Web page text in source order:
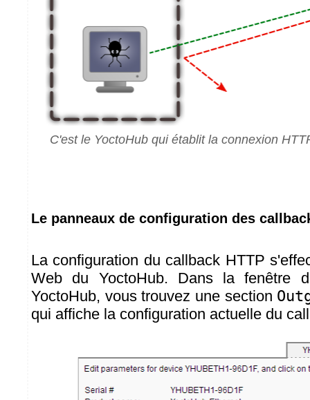
C'est le YoctoHub qui établit la connexion
Le panneaux de configuration des
La configuration du callback HTTP
Web du YoctoHub. Dans la fenêtre
YoctoHub, vous trouvez une section
qui affiche la configuration actuelle du